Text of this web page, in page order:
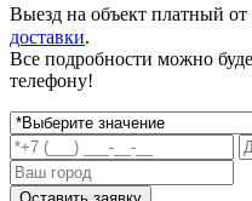
Выезд на объект платный от
доставки.
Все подробности можно
телефону!